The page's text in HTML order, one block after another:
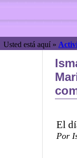
Usted está aquí »
El
Por